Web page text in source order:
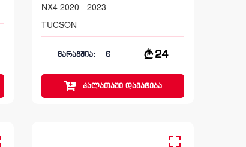
NX4 2020 - 2023
TUCSON
მარაგშია: 6 24
კალათაშიდამატება